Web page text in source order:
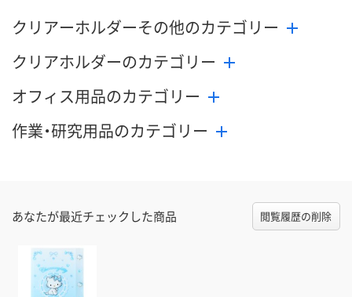
クリアーホルダーその他のカテゴリー
クリアホルダーのカテゴリー
オフィス用品のカテゴリー
作業・研究用品のカテゴリー
あなたが最近チェックした商品 閲覧履歴の削除